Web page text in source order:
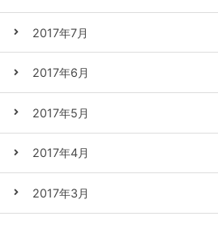
2017年7月
2017年6月
2017年5月
2017年4月
2017年3月